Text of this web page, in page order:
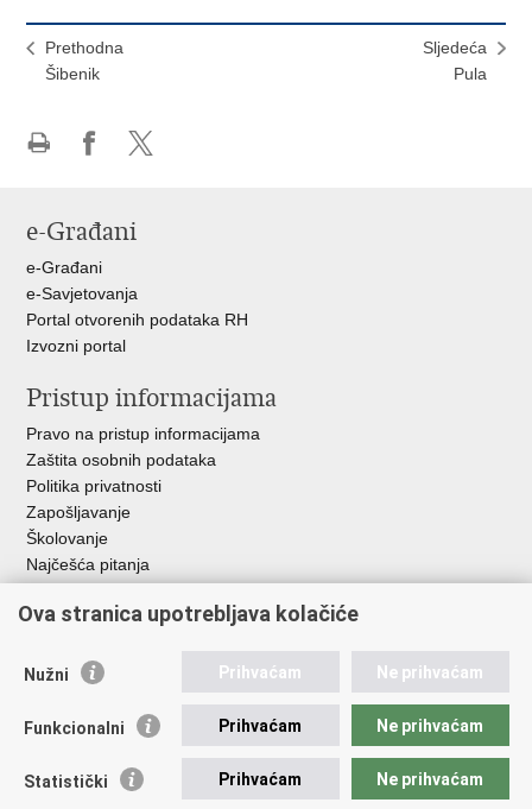
Prethodna
Šibenik
Sljedeća
Pula
Facebooku
X-
e-Građani
e-Građani
e-Savjetovanja
Portal otvorenih podataka RH
Izvozni portal
Pristup informacijama
Pravo na pristup informacijama
Zaštita osobnih podataka
Politika privatnosti
Zapošljavanje
Školovanje
Najčešća pitanja
Važne poveznice
EMN Nacionalna kontaktna točka za Republiku Hrvatsku
Policijska akademija
Zaklada policijske solidarnosti
Ova stranica upotrebljava kolačiće
Nužni Prihvaćam Ne prihvaćam
Funkcionalni Prihvaćam Ne prihvaćam
Statistički Prihvaćam Ne prihvaćam